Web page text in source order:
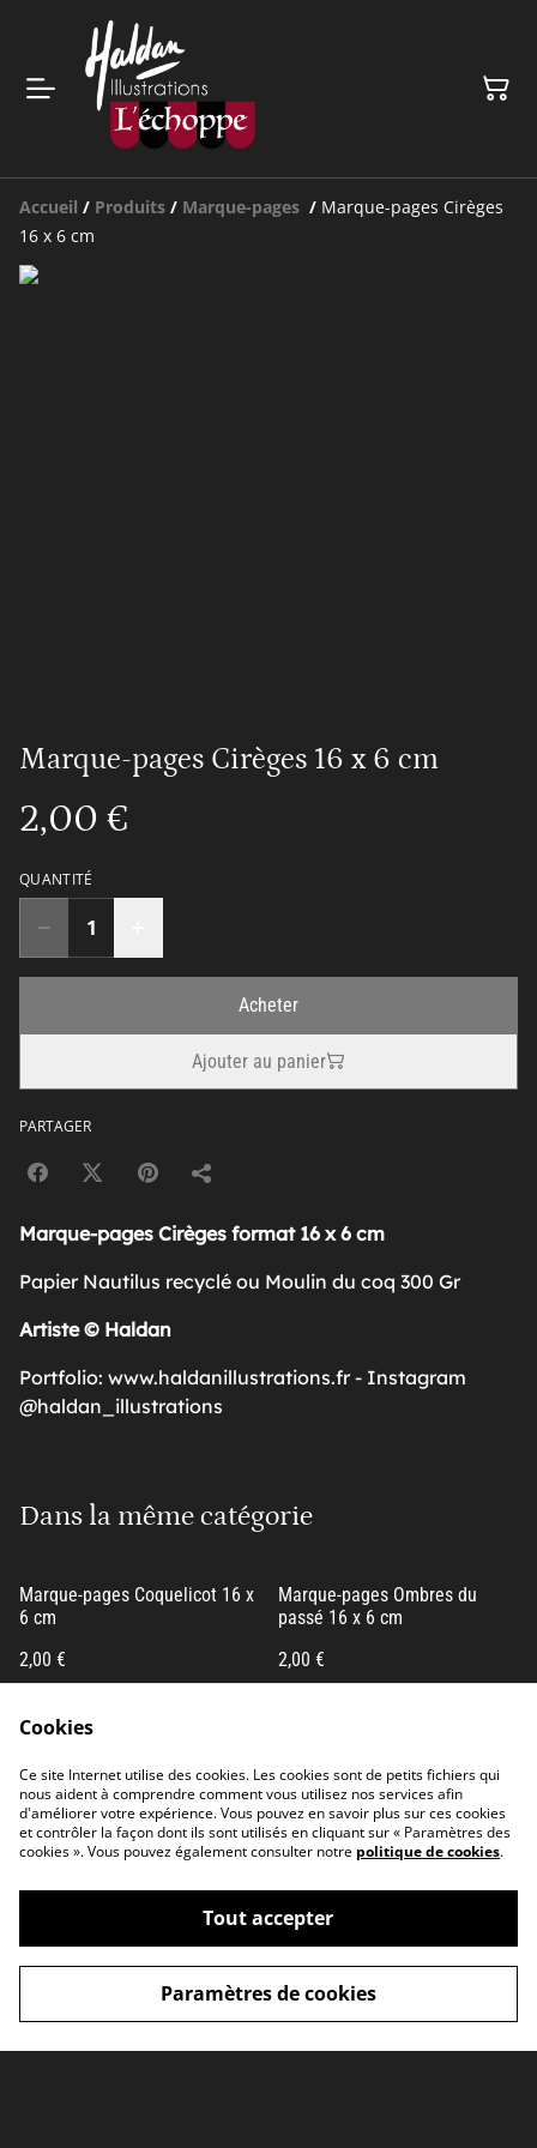
Accueil / Produits / Marque-pages / Marque-pages Cirèges
16 x 6 cm
Marque-pages Cirèges 16 x 6 cm
2,00 €
QUANTITÉ
Acheter
Ajouter au panier
PARTAGER
Marque-pages Cirèges format 16 x 6 cm
Papier Nautilus recyclé ou Moulin du coq 300 Gr
Artiste © Haldan
Portfolio: www.haldanillustrations.fr - Instagram
@haldan_illustrations
Dans la même catégorie
Marque-pages Coquelicot 16 x
6 cm
2,00 €
Marque-pages Ombres du
passé 16 x 6 cm
2,00 €
Marque-pages Monnaie Viking
16 x 6 cm
2,00 €
Marque-pages Loup 16 x 6 cm
2,00 €
©2026Haldan Illustrations - L'échoppe
Cookies
Ce site Internet utilise des cookies. Les cookies sont de petits fichiers qui
nous aident à comprendre comment vous utilisez nos services afin
d'améliorer votre expérience. Vous pouvez en savoir plus sur ces cookies
et contrôler la façon dont ils sont utilisés en cliquant sur « Paramètres des
cookies ». Vous pouvez également consulter notre politique de cookies.
Tout accepter
Paramètres de cookies